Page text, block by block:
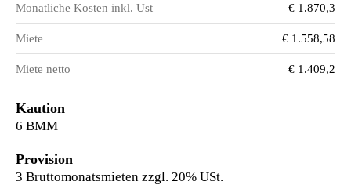
Monatliche Kosten inkl. Ust € 1.870,3
Miete € 1.558,58
Miete netto € 1.409,2
Kaution
6 BMM
Provision
3 Bruttomonatsmieten zzgl. 20% USt.